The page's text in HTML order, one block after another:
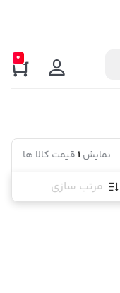
0
نمایش1قیمت کالا ها
مرتب سازی